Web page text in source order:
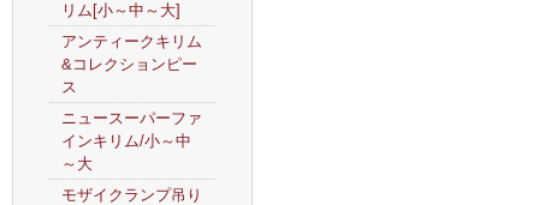
リム[小～中～大]
アンティークキリム
&コレクションピー
ス
ニュースーパーファ
インキリム/小～中
～大
モザイクランプ吊り